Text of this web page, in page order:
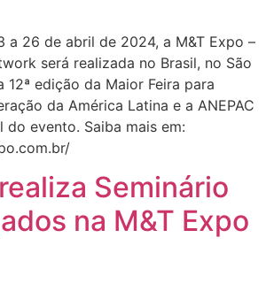
a 26 de abril de 2024, a M&T Expo –
será realizada no Brasil, no São
12ª edição da Maior Feira para
da América Latina e a ANEPAC
evento. Saiba mais em:
Seminário
na M&T Expo